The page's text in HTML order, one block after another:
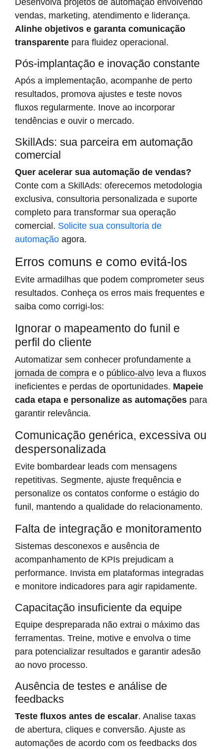
Desenvolva projetos de automação envolvendo
vendas, marketing, atendimento e liderança.
Alinhe objetivos e garanta comunicação
transparente para fluidez operacional.
Pós-implantação e inovação constante
Após a implementação, acompanhe de perto
resultados, promova ajustes e teste novos
fluxos regularmente. Inove ao incorporar
tendências e ouvir o mercado.
SkillAds: sua parceira em automação
comercial
Quer acelerar sua automação de vendas?
Conte com a SkillAds: oferecemos metodologia
exclusiva, consultoria personalizada e suporte
completo para transformar sua operação
comercial. Solicite sua consultoria de
automação agora.
Erros comuns e como evitá-los
Evite armadilhas que podem comprometer seus
resultados. Conheça os erros mais frequentes e
saiba como corrigi-los:
Ignorar o mapeamento do funil e
perfil do cliente
Automatizar sem conhecer profundamente a
jornada de compra e o público-alvo leva a fluxos
ineficientes e perdas de oportunidades. Mapeie
cada etapa e personalize as automações para
garantir relevância.
Comunicação genérica, excessiva ou
despersonalizada
Evite bombardear leads com mensagens
repetitivas. Segmente, ajuste frequência e
personalize os contatos conforme o estágio do
funil, mantendo a qualidade do relacionamento.
Falta de integração e monitoramento
Sistemas desconexos e ausência de
acompanhamento de KPIs prejudicam a
performance. Invista em plataformas integradas
e monitore indicadores para agir rapidamente.
Capacitação insuficiente da equipe
Equipe despreparada não extrai o máximo das
ferramentas. Treine, motive e envolva o time
para potencializar resultados e garantir adesão
ao novo processo.
Ausência de testes e análise de
feedbacks
Teste fluxos antes de escalar. Analise taxas
de abertura, cliques e conversão. Ajuste as
automações de acordo com os feedbacks dos